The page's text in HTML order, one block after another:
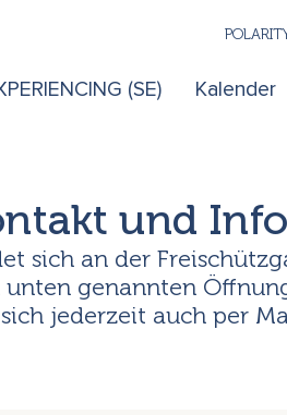
(SE) Kalender
und Info
sich an der
genannten
jederzeit auch per